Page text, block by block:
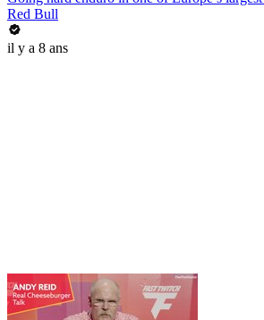
Red Bull
il y a 8 ans